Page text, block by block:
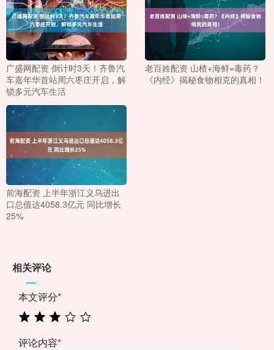
广盛网配资 倒计时3天！齐鲁汽
车嘉年华首站周六枣庄开启，解
锁多元汽车生活
老百姓配资 山楂+海鲜=毒药？
《内经》揭秘食物相克的真相！
前海配资 上半年浙江义乌进出
口总值达4058.3亿元 同比增长
25%
相关评论
本文评分*
评论内容*